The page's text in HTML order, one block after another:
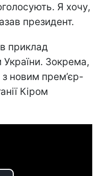
Я хочу,
президент.
приклад
України. Зокрема,
з новим прем’єр-
Кіром